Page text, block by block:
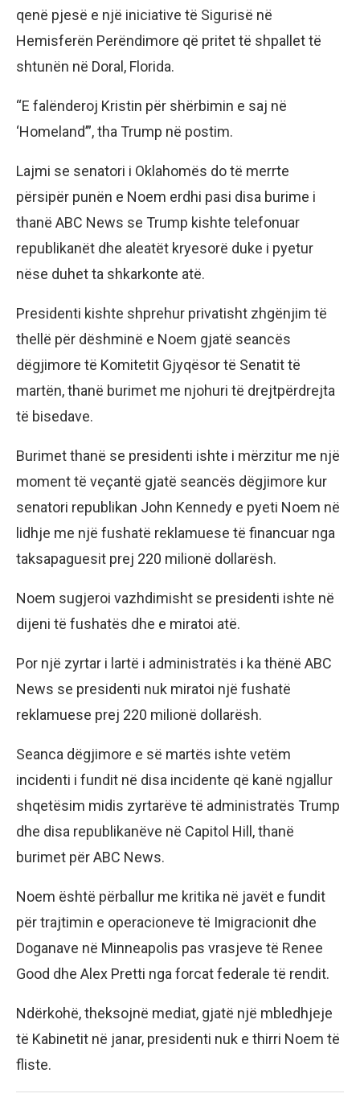
qenë pjesë e një iniciative të Sigurisë në
Hemisferën Perëndimore që pritet të shpallet të
shtunën në Doral, Florida.
“E falënderoj Kristin për shërbimin e saj në
‘Homeland’”, tha Trump në postim.
Lajmi se senatori i Oklahomës do të merrte
përsipër punën e Noem erdhi pasi disa burime i
thanë ABC News se Trump kishte telefonuar
republikanët dhe aleatët kryesorë duke i pyetur
nëse duhet ta shkarkonte atë.
Presidenti kishte shprehur privatisht zhgënjim të
thellë për dëshminë e Noem gjatë seancës
dëgjimore të Komitetit Gjyqësor të Senatit të
martën, thanë burimet me njohuri të drejtpërdrejta
të bisedave.
Burimet thanë se presidenti ishte i mërzitur me një
moment të veçantë gjatë seancës dëgjimore kur
senatori republikan John Kennedy e pyeti Noem në
lidhje me një fushatë reklamuese të financuar nga
taksapaguesit prej 220 milionë dollarësh.
Noem sugjeroi vazhdimisht se presidenti ishte në
dijeni të fushatës dhe e miratoi atë.
Por një zyrtar i lartë i administratës i ka thënë ABC
News se presidenti nuk miratoi një fushatë
reklamuese prej 220 milionë dollarësh.
Seanca dëgjimore e së martës ishte vetëm
incidenti i fundit në disa incidente që kanë ngjallur
shqetësim midis zyrtarëve të administratës Trump
dhe disa republikanëve në Capitol Hill, thanë
burimet për ABC News.
Noem është përballur me kritika në javët e fundit
për trajtimin e operacioneve të Imigracionit dhe
Doganave në Minneapolis pas vrasjeve të Renee
Good dhe Alex Pretti nga forcat federale të rendit.
Ndërkohë, theksojnë mediat, gjatë një mbledhjeje
të Kabinetit në janar, presidenti nuk e thirri Noem të
fliste.